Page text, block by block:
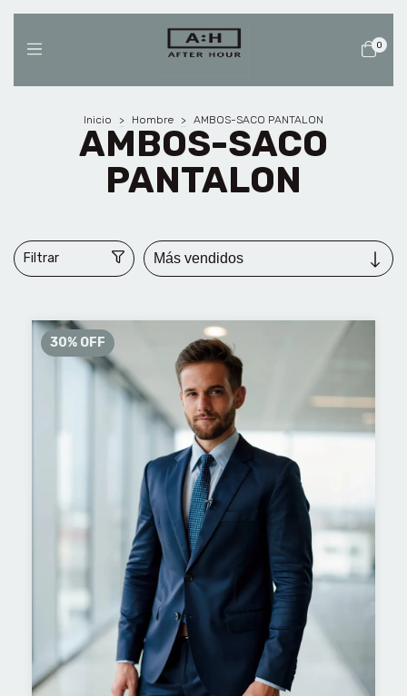
0
Inicio > Hombre > AMBOS-SACO PANTALON
AMBOS-SACO
PANTALON
Filtrar
30% OFF